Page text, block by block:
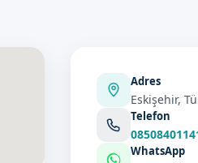
Adres
Eskişehir,
Telefon
WhatsApp